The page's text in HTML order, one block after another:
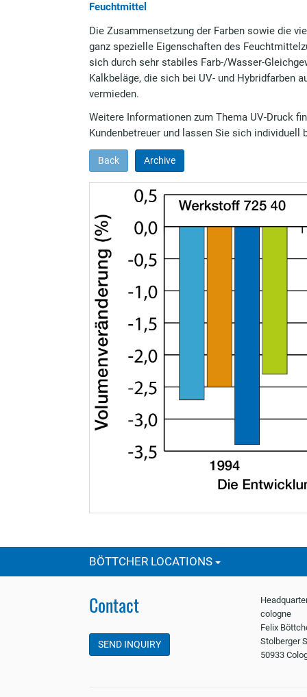
Feuchtmittel
Die Zusammensetzung der Farben sowie die
ganz spezielle Eigenschaften des
sich durch sehr stabiles Farb-/Wasser-
Kalkbeläge, die sich bei UV- und Hybridfarben
vermieden.
Weitere Informationen zum Thema UV-Druck
Kundenbetreuer und lassen Sie sich individuell
Back Archive
BÖTTCHER LOCATIONS
Contact
SEND INQUIRY
cologne
Felix
Stolberger
50933